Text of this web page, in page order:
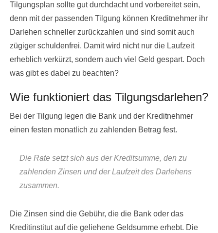
Tilgungsplan sollte gut durchdacht und vorbereitet sein,
denn mit der passenden Tilgung können Kreditnehmer ihr
Darlehen schneller zurückzahlen und sind somit auch
zügiger schuldenfrei. Damit wird nicht nur die Laufzeit
erheblich verkürzt, sondern auch viel Geld gespart. Doch
was gibt es dabei zu beachten?
Wie funktioniert das Tilgungsdarlehen?
Bei der Tilgung legen die Bank und der Kreditnehmer
einen festen monatlich zu zahlenden Betrag fest.
Die Rate setzt sich aus der Kreditsumme, den zu
zahlenden Zinsen und der Laufzeit des Darlehens
zusammen.
Die Zinsen sind die Gebühr, die die Bank oder das
Kreditinstitut auf die geliehene Geldsumme erhebt. Die